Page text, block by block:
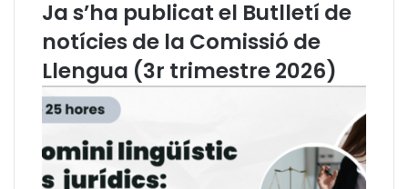
i
r
m
n
i
r
Ja s’ha publicat el Butlletí de
notícies de la Comissió de
Llengua (3r trimestre 2026)